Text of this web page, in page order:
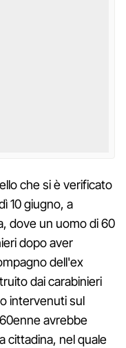
che si è verificato
10 giugno, a
dove un uomo di 60
dopo aver
dell'ex
dai carabinieri
intervenuti sul
avrebbe
cittadina, nel quale